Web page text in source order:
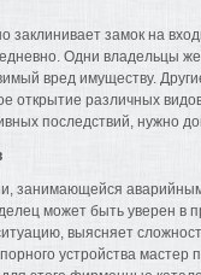
заклинивает замок на
Одни владельцы
вред имуществу.
открытие различных
последствий, нужно
занимающейся
может быть уверен в
выясняет
устройства мастер